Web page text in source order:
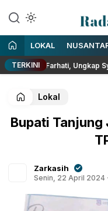
LOKAL
TERKINI
Farhati, Ungkap Syukur
Lokal
Bupati Tanjung
Zarkasih
Senin, 22 April 2024